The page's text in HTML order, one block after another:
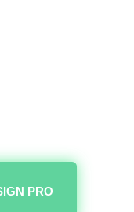
PRO